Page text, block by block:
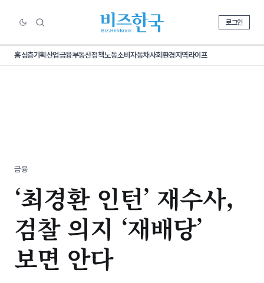
로그인
홈심층기획산업금융부동산정책노동소비 자동차사회환경지역라이프
금융
‘최경환 인턴’ 재수사,
검찰 의지 ‘재배당’
보면 안다